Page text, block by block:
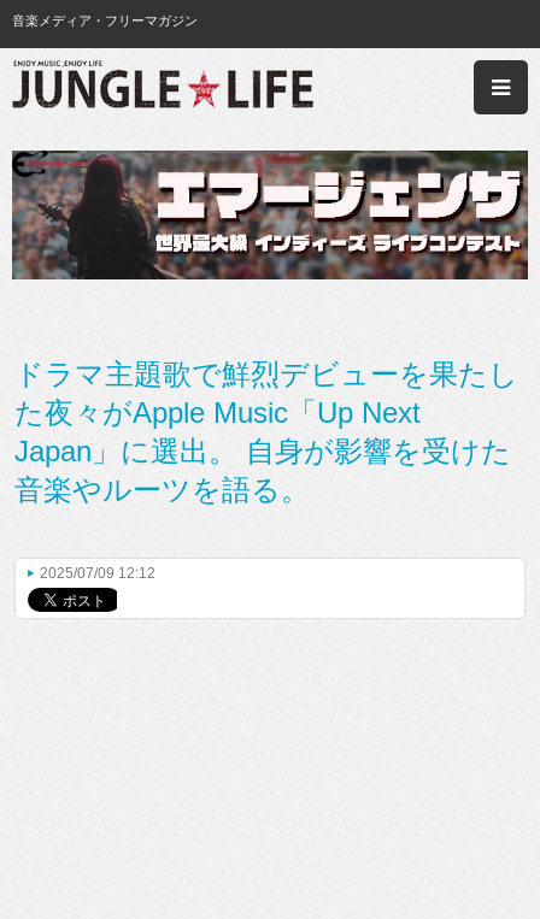
音楽メディア・フリーマガジン
ドラマ主題歌で鮮烈デビューを果たし
た夜々がApple Music「Up Next
Japan」に選出。 自身が影響を受けた
音楽やルーツを語る。
2025/07/09 12:12